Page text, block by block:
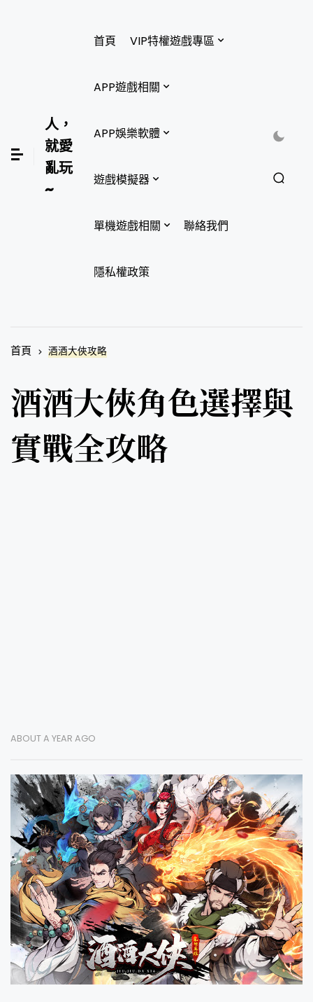
人，
就愛
亂玩
~
首頁 VIP特權遊戲專區
APP遊戲相關
APP娛樂軟體
遊戲模擬器
單機遊戲相關 聯絡我們
隱私權政策
首頁 酒酒大俠攻略
酒酒大俠角色選擇與
實戰全攻略
ABOUT A YEAR AGO